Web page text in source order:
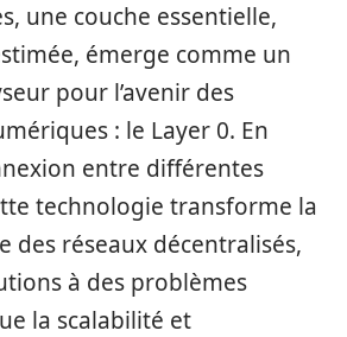
une couche essentielle,
émerge comme un
pour l’avenir des
: le Layer 0. En
entre différentes
technologie transforme la
des réseaux décentralisés,
à des problèmes
la scalabilité et